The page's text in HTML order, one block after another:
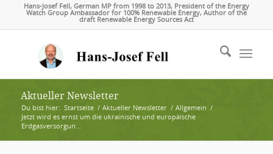
Hans-Josef Fell, German MP from 1998 to 2013, President of the Energy
Watch Group Ambassador for 100% Renewable Energy, Author of the
draft Renewable Energy Sources Act
Aktueller Newsletter
Du bist hier: Startseite / Aktueller Newsletter / Allgemein
/
Jetzt wird es ernst um die ukrainische und europäische
Erdgasversorgun...